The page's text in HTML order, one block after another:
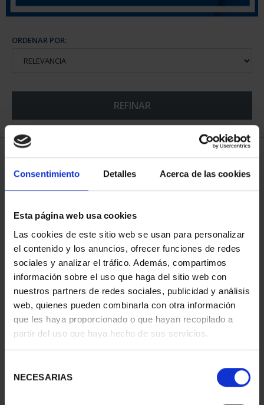
Consentimiento Detalles Acerca de las cookies
Esta página web usa cookies
Las cookies de este sitio web se usan para personalizar
el contenido y los anuncios, ofrecer funciones de redes
sociales y analizar el tráfico. Además, compartimos
información sobre el uso que haga del sitio web con
nuestros partners de redes sociales, publicidad y análisis
web, quienes pueden combinarla con otra información
que les haya proporcionado o que hayan recopilado a
partir del uso que haya hecho de sus servicios.
NECESARIAS
ORDENAR POR:
REFINAR
5 Productos encontrados
SUSCRIPCIÓN
CAPITALES DE
PROVINCIA 1
949,00 €
Sólo para usuarios
registrados
SUSCRIPCIÓN
CAPITALES DE
PROVINCIA 2
949,00 €
Sólo para usuarios
registrados